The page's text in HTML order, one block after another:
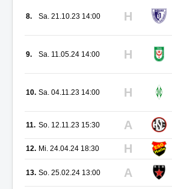
8. Sa. 21.10.23 14:00 H
9. Sa. 11.05.24 14:00 H
10. Sa. 04.11.23 14:00 H
11. So. 12.11.23 15:30 A
12. Mi. 24.04.24 18:30 H
13. So. 25.02.24 13:00 A